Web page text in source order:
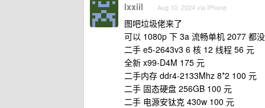
lxxiil Aug 10, 2024 via iPhone
图吧垃圾佬来了
可以 1080p 下 3a 流畅单机 2077 都
二手 e5-2643v3 6 核 12 线程 56 元
全新 x99-D4M 175 元
二手内存 ddr4-2133Mhz 8*2 100 元
二手 固态硬盘 256GB 100 元
二手 电源安钛克 430w 100 元